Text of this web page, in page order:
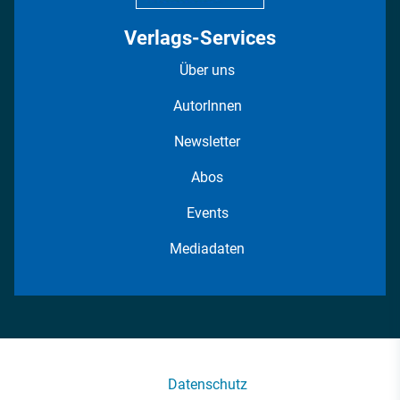
Verlags-Services
Über uns
AutorInnen
Newsletter
Abos
Events
Mediadaten
Datenschutz